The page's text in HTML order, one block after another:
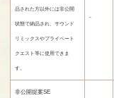
品された方以外には非公開
状態で納品され、サウンド
リミックスやプライベート
クエスト等に使用できま
す。
-
非公開提案SE